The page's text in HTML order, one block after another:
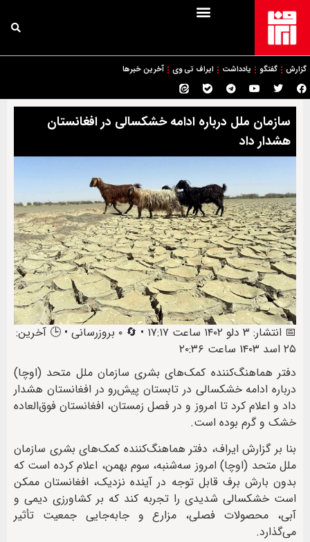
گزارش گفتگو یادداشت ایراف تی وی آخرین خبرها
سازمان ملل درباره ادامه خشکسالی در افغانستان
هشدار داد
📅 انتشار: ۳ دلو ۱۴۰۲ ساعت ۱۷:۱۷ • 🔄 ۰ بروزرسانی • 🕒 آخرین:
۲۵ اسد ۱۴۰۳ ساعت ۲۰:۳۶
دفتر هماهنگ‌کننده‌ کمک‌های بشری سازمان ملل متحد (اوچا)
درباره ادامه خشکسالی در تابستان پیش‌رو در افغانستان هشدار
داد و اعلام کرد تا امروز و در فصل زمستان، افغانستان فوق‌العاده
خشک و گرم بوده است.
بنا بر گزارش ایراف، دفتر هماهنگ‌کننده‌ کمک‌های بشری سازمان
ملل متحد (اوچا) امروز سه‌شنبه، سوم بهمن، اعلام کرده است که
بدون بارش برف قابل توجه در آینده‌ نزدیک، افغانستان ممکن
است خشکسالی شدیدی را تجربه کند که بر کشاورزی دیمی و
آبی، محصولات فصلی، مزارع و جابه‌جایی جمعیت تأثیر
می‌گذارد.